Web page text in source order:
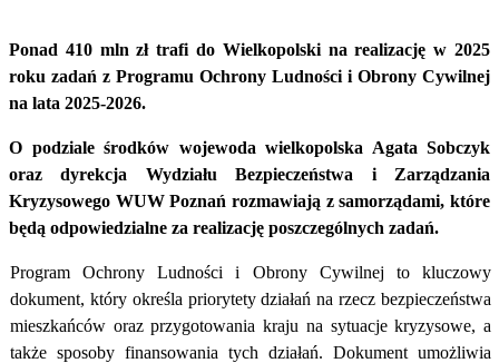
Ponad 410 mln zł trafi do Wielkopolski na realizację w 2025
roku zadań z Programu Ochrony Ludności i Obrony Cywilnej
na lata 2025-2026.
O podziale środków wojewoda wielkopolska Agata Sobczyk
oraz dyrekcja Wydziału Bezpieczeństwa i Zarządzania
Kryzysowego WUW Poznań rozmawiają z samorządami, które
będą odpowiedzialne za realizację poszczególnych zadań.
Program Ochrony Ludności i Obrony Cywilnej to kluczowy
dokument, który określa priorytety działań na rzecz bezpieczeństwa
mieszkańców oraz przygotowania kraju na sytuacje kryzysowe, a
także sposoby finansowania tych działań. Dokument umożliwia